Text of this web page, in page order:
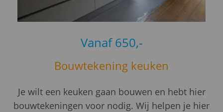
Vanaf 650,-
Bouwtekening keuken
Je wilt een keuken gaan bouwen en hebt hier
bouwtekeningen voor nodig. Wij helpen je hier